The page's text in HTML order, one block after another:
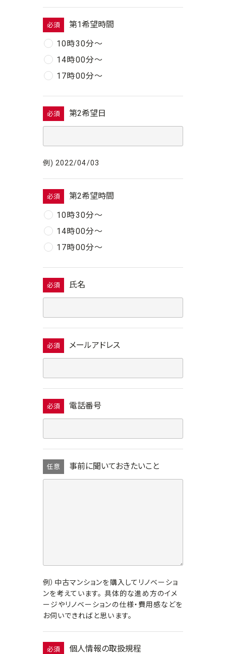
必須
第1希望時間
10時30分〜
14時00分〜
17時00分〜
必須 第2希望日
例) 2022/04/03
必須
第2希望時間
10時30分〜
14時00分〜
17時00分〜
必須 氏名
必須 メールアドレス
必須 電話番号
任意 事前に聞いておきたいこと
例）中古マンションを購入してリノベーショ
ンを考えています。 具体的な進め方のイメ
ージやリノベーションの仕様・費用感などを
お伺いできればと思います。
必須 個人情報の取扱規程